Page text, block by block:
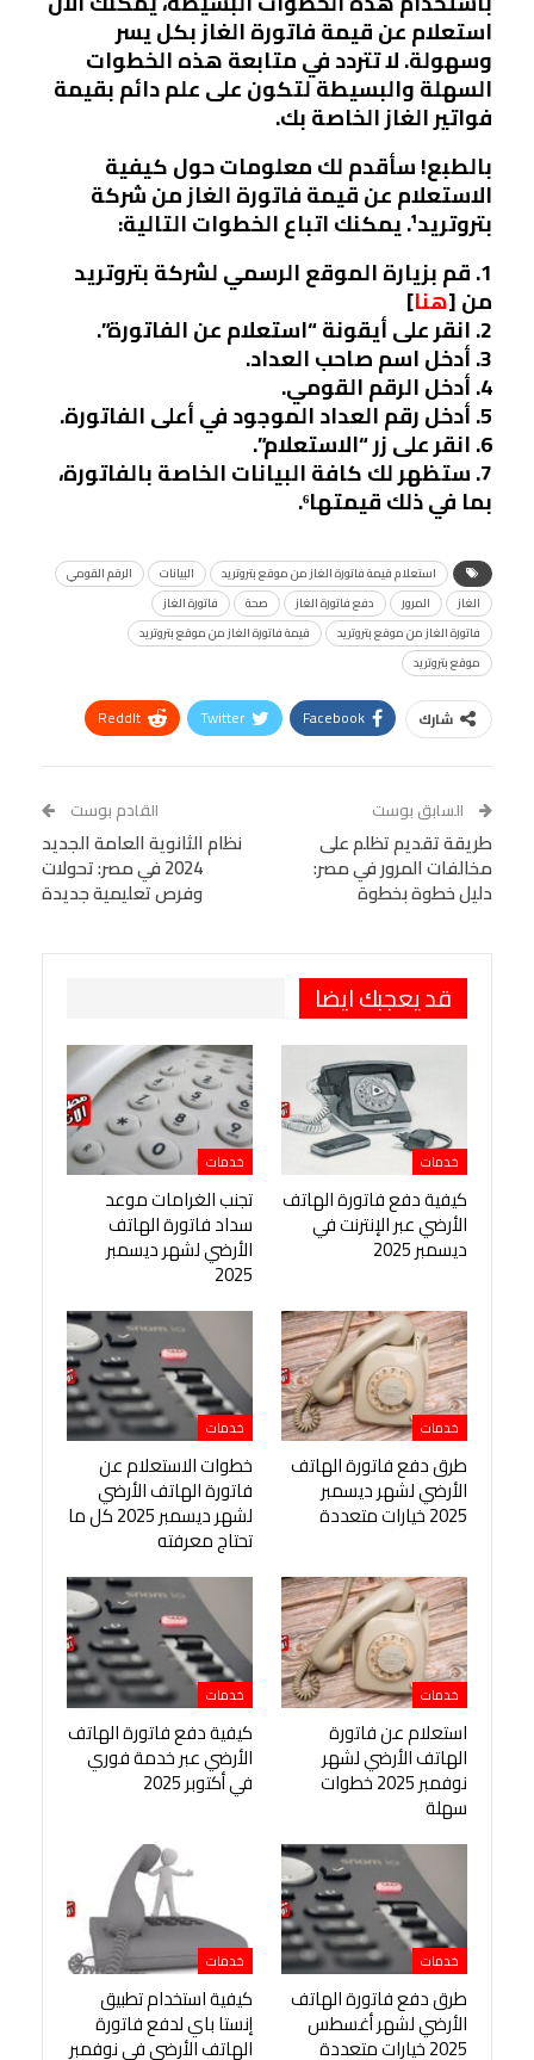
استعلام عن قيمة فاتورة الغاز بكل يسر
وسهولة. لا تتردد في متابعة هذه الخطوات
السهلة والبسيطة لتكون على علم دائم بقيمة
فواتير الغاز الخاصة بك.
بالطبع! سأقدم لك معلومات حول كيفية
الاستعلام عن قيمة فاتورة الغاز من شركة
بتروتريد¹. يمكنك اتباع الخطوات التالية:
1. قم بزيارة الموقع الرسمي لشركة بتروتريد
من [هنا]
2. انقر على أيقونة “استعلام عن الفاتورة”.
3. أدخل اسم صاحب العداد.
4. أدخل الرقم القومي.
5. أدخل رقم العداد الموجود في أعلى الفاتورة.
6. انقر على زر “الاستعلام”.
7. ستظهر لك كافة البيانات الخاصة بالفاتورة،
بما في ذلك قيمتها⁶.
استعلام قيمة فاتورة الغاز من موقع بتروتريد البيانات
الرقم القومي
الغاز
المرور دفع فاتورة الغاز صحة
فاتورة الغاز
فاتورة الغاز من موقع بتروتريد
قيمة فاتورة الغاز من موقع بتروتريد
موقع بتروتريد
شارك Facebook
Twitter
ReddIt
Tumblr
البريد الإلكتروني
StumbleUpon
VK
Digg
LINE
BlackBerry
Viber
السابق بوست
طريقة تقديم تظلم على
مخالفات المرور في مصر:
دليل خطوة بخطوة
القادم بوست
نظام الثانوية العامة الجديد
2024 في مصر: تحولات
وفرص تعليمية جديدة
قد يعجبك ايضا
خدمات
كيفية دفع فاتورة الهاتف
الأرضي عبر الإنترنت في
ديسمبر 2025
خدمات
تجنب الغرامات موعد
سداد فاتورة الهاتف
الأرضي لشهر ديسمبر
2025
خدمات
طرق دفع فاتورة الهاتف
الأرضي لشهر ديسمبر
2025 خيارات متعددة
خدمات
خطوات الاستعلام عن
فاتورة الهاتف الأرضي
لشهر ديسمبر 2025 كل ما
تحتاج معرفته
خدمات
استعلام عن فاتورة
الهاتف الأرضي لشهر
نوفمبر 2025 خطوات
سهلة
خدمات
كيفية دفع فاتورة الهاتف
الأرضي عبر خدمة فوري
في أكتوبر 2025
خدمات
طرق دفع فاتورة الهاتف
الأرضي لشهر أغسطس
2025 خيارات متعددة
خدمات
كيفية استخدام تطبيق
إنستا باي لدفع فاتورة
الهاتف الأرضي في نوفمبر